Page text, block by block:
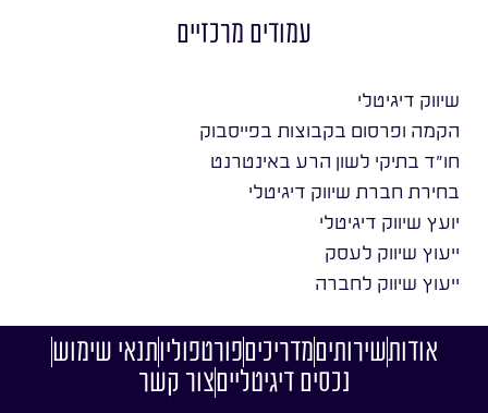
עמודים מרכזיים
שיווק דיגיטלי
הקמה ופרסום בקבוצות בפייסבוק
חו״ד בתיקי לשון הרע באינטרנט
בחירת חברת שיווק דיגיטלי
יועץ שיווק דיגיטלי
ייעוץ שיווק לעסק
ייעוץ שיווק לחברה
אודותשירותיםמדריכיםפורטפוליותנאי שימוש
נכסים דיגיטלייםצור קשר